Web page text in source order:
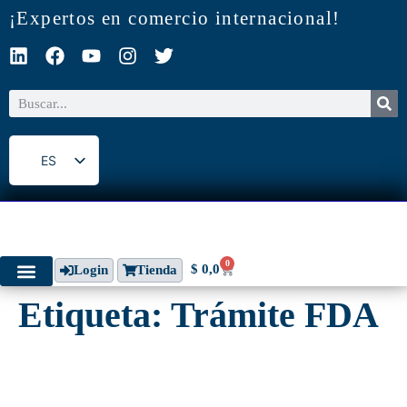
¡Expertos en comercio internacional!
ES
EN
Login Tienda $ 0,0 0
Etiqueta: Trámite FDA